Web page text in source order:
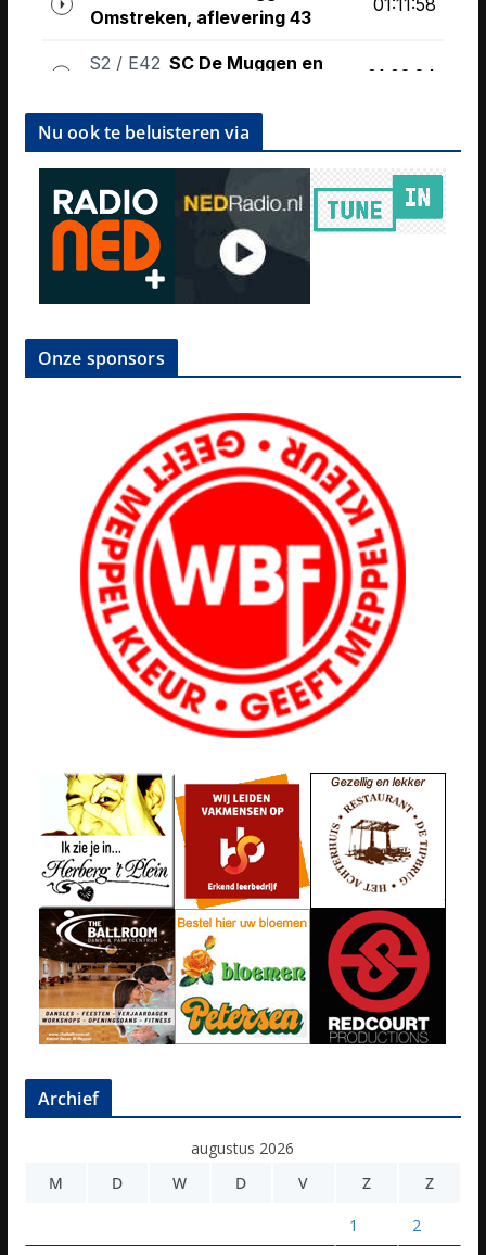
Nu ook te beluisteren via
Onze sponsors
Archief
augustus 2026
M
D W D V Z Z
1 2